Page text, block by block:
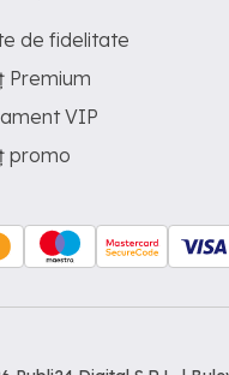
de fidelitate
Premium
VIP
promo